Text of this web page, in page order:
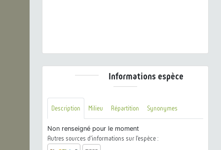
Informations espèce
Description Milieu Répartition Synonymes
Non renseigné pour le moment
Autres sources d'informations sur l'espèce :